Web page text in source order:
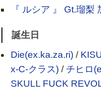
『 ルシア 』 Gt.瑠梨
誕生日
Die(ex.ka.za.ri)/
x-C-クラス)/ チヒロ
SKULL FUCK